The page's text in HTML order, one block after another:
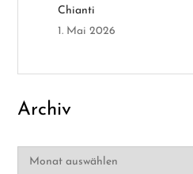
Chianti
1. Mai 2026
Archiv
Archiv